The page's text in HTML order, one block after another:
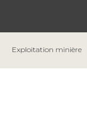
Exploitation minière